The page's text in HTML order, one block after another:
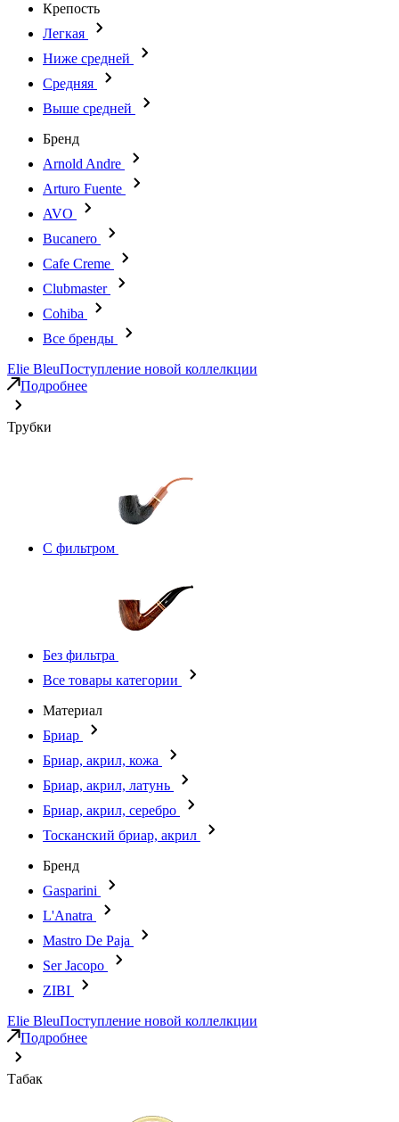
Крепость
Легкая
Ниже средней
Средняя
Выше средней
Бренд
Arnold Andre
Arturo Fuente
AVO
Bucanero
Cafe Creme
Clubmaster
Cohiba
Все бренды
Elie BleuПоступление новой коллелкции
Подробнее
Трубки
С фильтром
Без фильтра
Все товары категории
Материал
Бриар
Бриар, акрил, кожа
Бриар, акрил, латунь
Бриар, акрил, серебро
Тосканский бриар, акрил
Бренд
Gasparini
L'Anatra
Mastro De Paja
Ser Jacopo
ZIBI
Elie BleuПоступление новой коллелкции
Подробнее
Табак